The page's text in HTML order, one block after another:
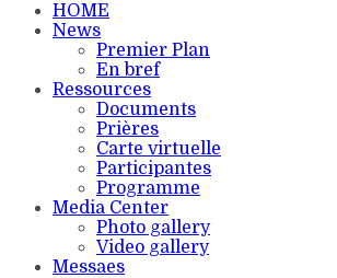
HOME
News
Premier Plan
En bref
Ressources
Documents
Prières
Carte virtuelle
Participantes
Programme
Media Center
Photo gallery
Video gallery
Messaes